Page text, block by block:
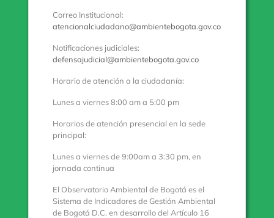
Correo Institucional:
atencionalciudadano@ambientebogota.gov.co
Notificaciones judiciales:
defensajudicial@ambientebogota.gov.co
Horario de atención a la ciudadanía:
Lunes a viernes 8:00 am a 5:00 pm
Horarios de atención presencial en la sede
principal:
Lunes a viernes de 9:00am a 3:30 pm, en
jornada continua
El Observatorio Ambiental de Bogotá es el
Sistema de Indicadores de Gestión Ambiental
de Bogotá D.C. en desarrollo del Artículo 16